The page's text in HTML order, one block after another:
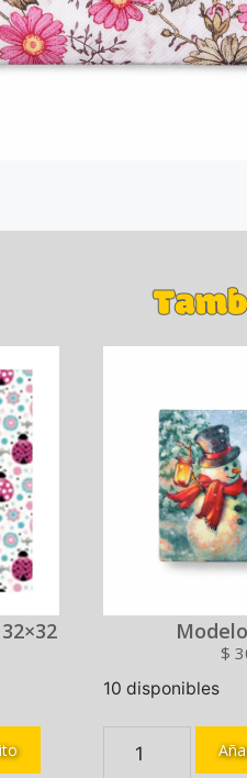
$
10 disponibles